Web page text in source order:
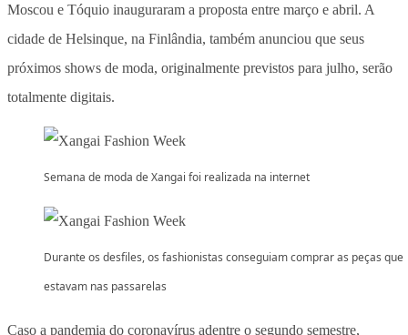
Moscou e Tóquio inauguraram a proposta entre março e abril. A
cidade de Helsinque, na Finlândia, também anunciou que seus
próximos shows de moda, originalmente previstos para julho, serão
totalmente digitais.
Semana de moda de Xangai foi realizada na internet
Durante os desfiles, os fashionistas conseguiam comprar as peças que
estavam nas passarelas
Caso a pandemia do coronavírus adentre o segundo semestre,